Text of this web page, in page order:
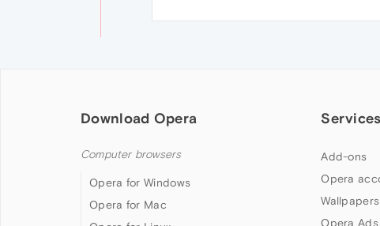
Download Opera
Computer browsers
Opera for Windows
Opera for Mac
Services
Add-ons
Opera
Wallpapers
Opera Ads